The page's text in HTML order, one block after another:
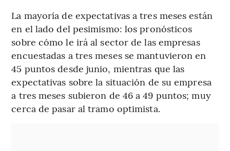
La mayoría de expectativas a tres meses están
en el lado del pesimismo: los pronósticos
sobre cómo le irá al sector de las empresas
encuestadas a tres meses se mantuvieron en
45 puntos desde junio, mientras que las
expectativas sobre la situación de su empresa
a tres meses subieron de 46 a 49 puntos; muy
cerca de pasar al tramo optimista.